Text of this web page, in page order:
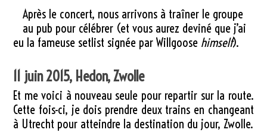
Après le concert, nous arrivons à traîner le groupe
au pub pour célébrer (et vous aurez deviné que j’ai
eu la fameuse setlist signée par Willgoose himself).
11 juin 2015, Hedon, Zwolle
Et me voici à nouveau seule pour repartir sur la route.
Cette fois-ci, je dois prendre deux trains en changeant
à Utrecht pour atteindre la destination du jour, Zwolle.